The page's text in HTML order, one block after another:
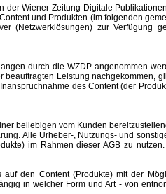
Wiener Zeitung Digitale
und Produkten (im folgenden
(Netzwerklösungen) zur Verfügung
durch die WZDP angenommen
Leistung nachgekommen,
des Content (der
beliebigen vom Kunden
Alle Urheber-, Nutzungs- und
im Rahmen dieser AGB zu
den Content (Produkte) mit der
in welcher Form und Art - von